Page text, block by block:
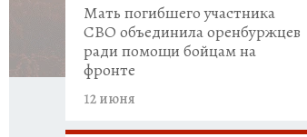
Мать погибшего участника
СВО объединила оренбуржцев
ради помощи бойцам на
фронте
12 июня